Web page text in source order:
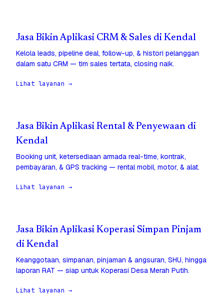
Jasa Bikin Aplikasi CRM & Sales di Kendal
Kelola leads, pipeline deal, follow-up, & histori pelanggan
dalam satu CRM — tim sales tertata, closing naik.
Lihat layanan →
Jasa Bikin Aplikasi Rental & Penyewaan di
Kendal
Booking unit, ketersediaan armada real-time, kontrak,
pembayaran, & GPS tracking — rental mobil, motor, & alat.
Lihat layanan →
Jasa Bikin Aplikasi Koperasi Simpan Pinjam
di Kendal
Keanggotaan, simpanan, pinjaman & angsuran, SHU, hingga
laporan RAT — siap untuk Koperasi Desa Merah Putih.
Lihat layanan →